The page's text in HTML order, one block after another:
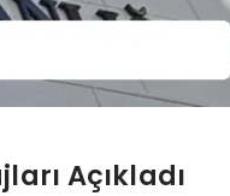
Açıkladı